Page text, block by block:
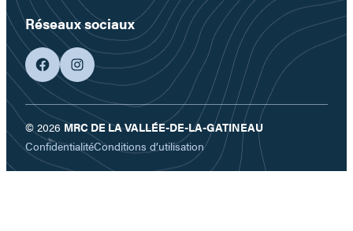
Réseaux sociaux
facebookgoogleplus
© 2026 MRC DE LA VALLÉE-DE-LA-GATINEAU
ConfidentialitéConditions d’utilisation